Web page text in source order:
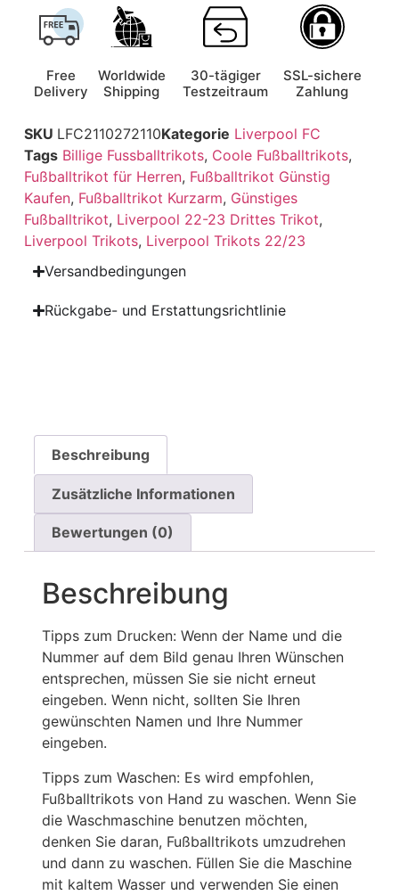
Free
Delivery
Worldwide
Shipping
30-tägiger
Testzeitraum
SSL-sichere
Zahlung
SKU LFC2110272110Kategorie Liverpool FC
Tags Billige Fussballtrikots, Coole Fußballtrikots,
Fußballtrikot für Herren, Fußballtrikot Günstig
Kaufen, Fußballtrikot Kurzarm, Günstiges
Fußballtrikot, Liverpool 22-23 Drittes Trikot,
Liverpool Trikots, Liverpool Trikots 22/23
Versandbedingungen
Rückgabe- und Erstattungsrichtlinie
Beschreibung
Zusätzliche Informationen
Bewertungen (0)
Beschreibung
Tipps zum Drucken: Wenn der Name und die
Nummer auf dem Bild genau Ihren Wünschen
entsprechen, müssen Sie sie nicht erneut
eingeben. Wenn nicht, sollten Sie Ihren
gewünschten Namen und Ihre Nummer
eingeben.
Tipps zum Waschen: Es wird empfohlen,
Fußballtrikots von Hand zu waschen. Wenn Sie
die Waschmaschine benutzen möchten,
denken Sie daran, Fußballtrikots umzudrehen
und dann zu waschen. Füllen Sie die Maschine
mit kaltem Wasser und verwenden Sie einen